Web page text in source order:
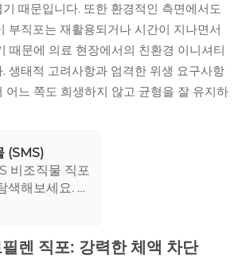
때문입니다. 또한 환경적인 측면에서도
부직포는 재활용되거나 시간이 지나면서
때문에 의료 현장에서의 친환경 이니셔티
생태적 고려사항과 엄격한 위생 요구사항
어느 쪽도 희생하지 않고 균형을 잘 유지하
(SMS)
비조직물 직포
색해보세요. 이
하도록 설계되
니다. 다층 구조
렌 직포: 강력한 체액 차단